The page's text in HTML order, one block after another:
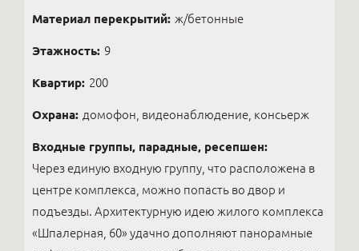
Материал перекрытий: ж/бетонные
Этажность: 9
Квартир: 200
Охрана: домофон, видеонаблюдение, консьерж
Входные группы, парадные, ресепшен:
Через единую входную группу, что расположена в
центре комплекса, можно попасть во двор и
подъезды. Архитектурную идею жилого комплекса
«Шпалерная, 60» удачно дополняют панорамные